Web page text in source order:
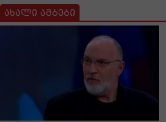
ახალი ამბები